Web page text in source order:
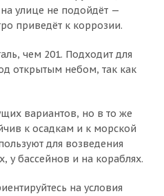
улице не подойдёт —
приведёт к коррозии.
чем 201. Подходит для
открытым небом, так как
вариантов, но в то же
к осадкам и к морской
для возведения
у бассейнов и на кораблях.
на условия